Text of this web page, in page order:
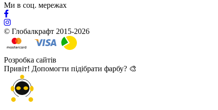
Ми в соц. мережах
© Глобалкрафт 2015-2026
Розробка сайтів
Привіт! Допомогти підібрати фарбу? 🎨